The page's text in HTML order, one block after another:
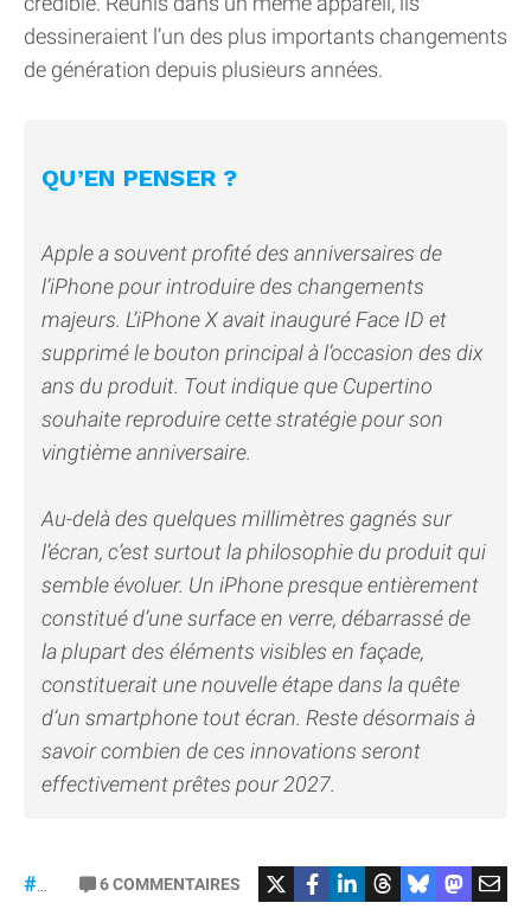
dessineraient l’un des plus importants changements
de génération depuis plusieurs années.
QU’EN PENSER ?
Apple a souvent profité des anniversaires de
l’iPhone pour introduire des changements
majeurs. L’iPhone X avait inauguré Face ID et
supprimé le bouton principal à l’occasion des dix
ans du produit. Tout indique que Cupertino
souhaite reproduire cette stratégie pour son
vingtième anniversaire.
Au-delà des quelques millimètres gagnés sur
l’écran, c’est surtout la philosophie du produit qui
semble évoluer. Un iPhone presque entièrement
constitué d’une surface en verre, débarrassé de
la plupart des éléments visibles en façade,
constituerait une nouvelle étape dans la quête
d’un smartphone tout écran. Reste désormais à
savoir combien de ces innovations seront
effectivement prêtes pour 2027.
6COMMENTAIRES